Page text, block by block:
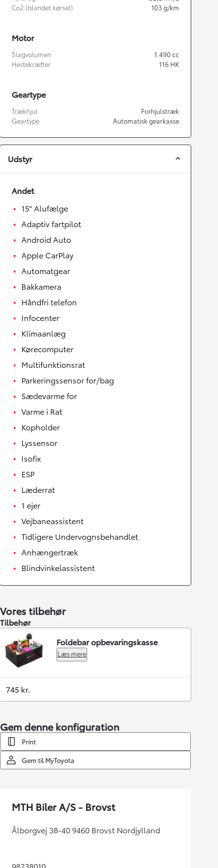
Co2 (blandet kørsel)
103 g/km
Motor
Slagvolumen 1.490 cc
Hestekræfter
116 HK
Geartype
Trækhjul
Forhjulstræk
Geartype
Automatisk gearkasse
Udstyr
Andet
15" Alufælge
Adaptiv fartpilot
Android Auto
Apple CarPlay
Automatgear
Bakkamera
Håndfri telefon
Infocenter
Klimaanlæg
Kørecomputer
Multifunktionsrat
Parkeringssensor for/bag
Sædevarme for
Varme i Rat
Kopholder
Lyssensor
Isofix
ESP
Læderrat
1 ejer
Vejbaneassistent
Tidligere Undervognsbehandlet
Anhængertræk
Blindvinkelassistent
Vores tilbehør
Tilbehør
Foldebar opbevaringskasse
Læs mere
745 kr.
Gem denne konfiguration
Print
Gem til MyToyota
MTH Biler A/S - Brovst
Ålborgvej 38-40 9460 Brovst Nordjylland